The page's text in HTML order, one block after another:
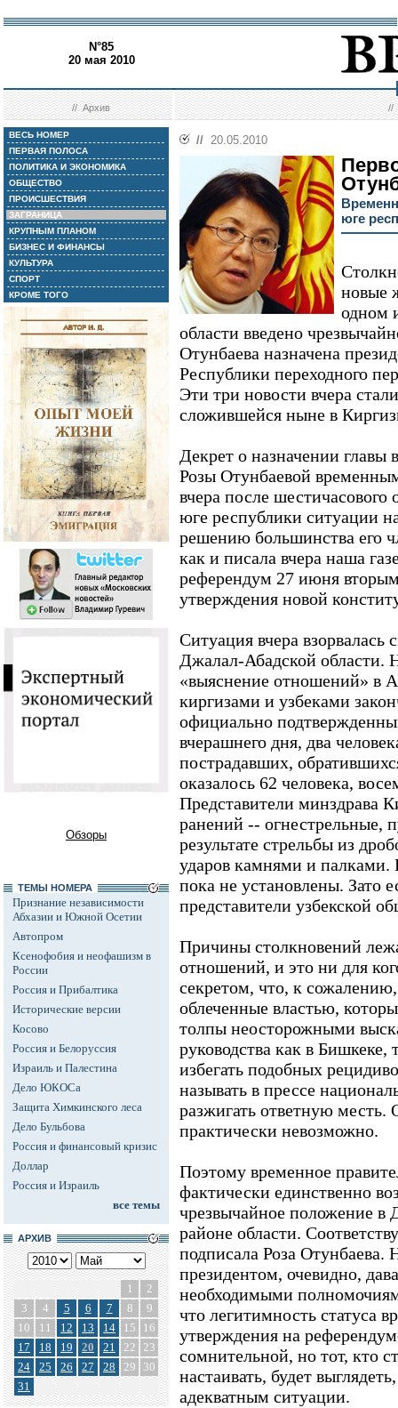
N°85
20 мая 2010
//Архив //
ВЕСЬ НОМЕР
ПЕРВАЯ ПОЛОСА
ПОЛИТИКА И ЭКОНОМИКА
ОБЩЕСТВО
ПРОИСШЕСТВИЯ
ЗАГРАНИЦА
КРУПНЫМ ПЛАНОМ
БИЗНЕС И ФИНАНСЫ
КУЛЬТУРА
СПОРТ
КРОМЕ ТОГО
Обзоры
ТЕМЫ НОМЕРА
Признание независимости
Абхазии и Южной Осетии
Автопром
Ксенофобия и неофашизм в
России
Россия и Прибалтика
Исторические версии
Косово
Россия и Белоруссия
Израиль и Палестина
Дело ЮКОСа
Защита Химкинского леса
Дело Бульбова
Россия и финансовый кризис
Доллар
Россия и Израиль
все темы
АРХИВ
1
2
3
4 5 6 7 8
9
10
11 12 13 14 15
16
17
18 19 20 21 22 23
24
25 26 27 28 29
30
31
// 20.05.2010
юге
новые
одном
области введено
Отунбаева назначена
Республики переходного
Эти три новости вчера
сложившейся ныне в
Декрет о назначении главы
Розы Отунбаевой
вчера после
юге республики ситуации
решению большинства его
как и писала вчера наша
референдум 27 июня
утверждения новой
Ситуация вчера взорвалась
Джалал-Абадской области.
«выяснение отношений» в
киргизами и узбеками
официально
вчерашнего дня, два
пострадавших,
оказалось 62 человека,
Представители минздрава
ранений -- огнестрельные,
результате стрельбы из
ударов камнями и палками.
пока не установлены. Зато
представители узбекской
Причины столкновений
отношений, и это ни для
секретом, что, к
облеченные властью,
толпы неосторожными
руководства как в Бишкеке,
избегать подобных
называть в прессе
разжигать ответную месть.
практически невозможно.
Поэтому временное
фактически единственно
чрезвычайное положение в
районе области.
подписала Роза Отунбаева.
президентом, очевидно,
необходимыми
что легитимность статуса
утверждения на
сомнительной, но тот, кто
настаивать, будет
адекватным ситуации.